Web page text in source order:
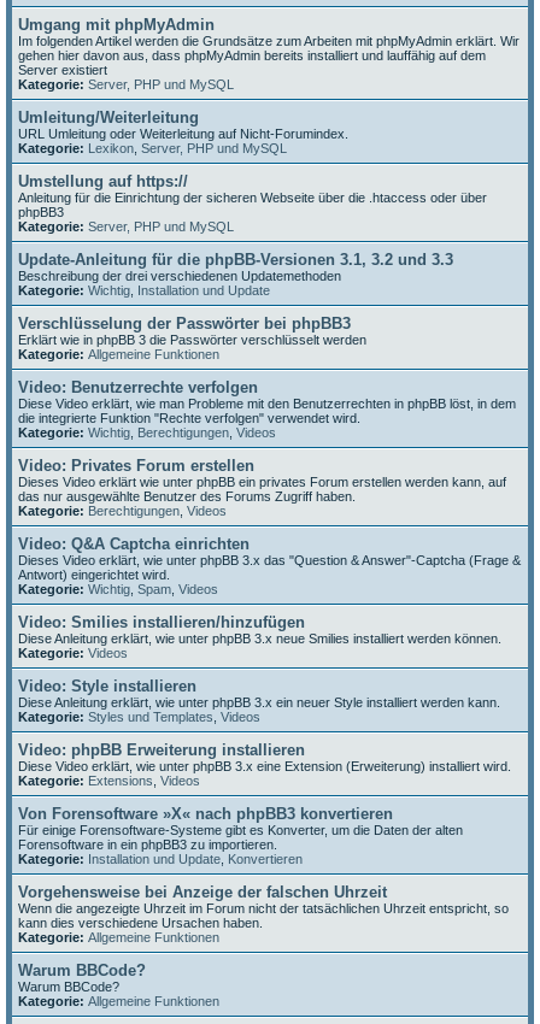
Umgang mit phpMyAdmin
Im folgenden Artikel werden die Grundsätze zum Arbeiten mit phpMyAdmin erklärt. Wir
gehen hier davon aus, dass phpMyAdmin bereits installiert und lauffähig auf dem
Server existiert
Kategorie: Server, PHP und MySQL
Umleitung/Weiterleitung
URL Umleitung oder Weiterleitung auf Nicht-Forumindex.
Kategorie: Lexikon Server, PHP und MySQL
Umstellung auf https://
Anleitung für die Einrichtung der sicheren Webseite über die .htaccess oder über
phpBB3
Kategorie: Server, PHP und MySQL
Update-Anleitung für die phpBB-Versionen 3.1, 3.2 und 3.3
Beschreibung der drei verschiedenen Updatemethoden
Kategorie: Wichtig Installation und Update
Verschlüsselung der Passwörter bei phpBB3
Erklärt wie in phpBB 3 die Passwörter verschlüsselt werden
Kategorie: Allgemeine Funktionen
Video: Benutzerrechte verfolgen
Diese Video erklärt, wie man Probleme mit den Benutzerrechten in phpBB löst, in dem
die integrierte Funktion "Rechte verfolgen" verwendet wird.
Kategorie: Wichtig Berechtigungen Videos
Video: Privates Forum erstellen
Dieses Video erklärt wie unter phpBB ein privates Forum erstellen werden kann, auf
das nur ausgewählte Benutzer des Forums Zugriff haben.
Kategorie: Berechtigungen Videos
Video: Q&A Captcha einrichten
Dieses Video erklärt, wie unter phpBB 3.x das "Question & Answer"-Captcha (Frage &
Antwort) eingerichtet wird.
Kategorie: Wichtig Spam Videos
Video: Smilies installieren/hinzufügen
Diese Anleitung erklärt, wie unter phpBB 3.x neue Smilies installiert werden können.
Kategorie: Videos
Video: Style installieren
Diese Anleitung erklärt, wie unter phpBB 3.x ein neuer Style installiert werden kann.
Kategorie: Styles und Templates Videos
Video: phpBB Erweiterung installieren
Diese Video erklärt, wie unter phpBB 3.x eine Extension (Erweiterung) installiert wird.
Kategorie: Extensions Videos
Von Forensoftware »X« nach phpBB3 konvertieren
Für einige Forensoftware-Systeme gibt es Konverter, um die Daten der alten
Forensoftware in ein phpBB3 zu importieren.
Kategorie: Installation und Update Konvertieren
Vorgehensweise bei Anzeige der falschen Uhrzeit
Wenn die angezeigte Uhrzeit im Forum nicht der tatsächlichen Uhrzeit entspricht, so
kann dies verschiedene Ursachen haben.
Kategorie: Allgemeine Funktionen
Warum BBCode?
Warum BBCode?
Kategorie: Allgemeine Funktionen